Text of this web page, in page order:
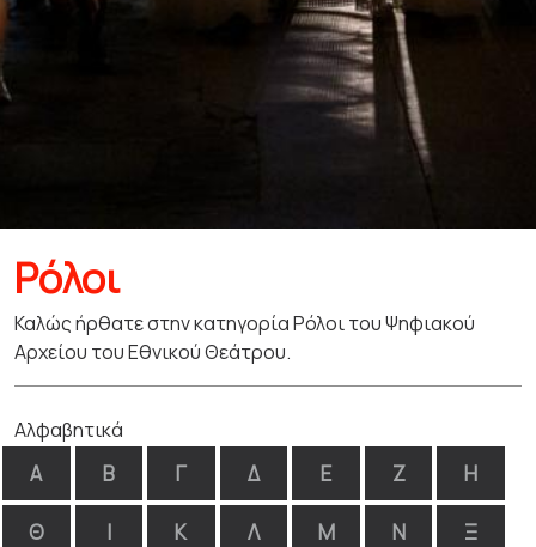
Ρόλοι
Καλώς ήρθατε στην κατηγορία Ρόλοι του Ψηφιακού
Αρχείου του Εθνικού Θεάτρου.
Αλφαβητικά
Α Β Γ Δ Ε Ζ Η
Θ Ι Κ Λ Μ Ν Ξ